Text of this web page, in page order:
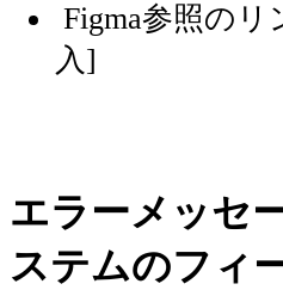
Figma参照の
入]
エラーメッセ
ステムのフィ